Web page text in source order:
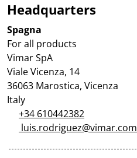
Headquarters
Spagna
For all products
Vimar SpA
Viale Vicenza, 14
36063 Marostica, Vicenza
Italy
+34 610442382
luis.rodriguez@vimar.com